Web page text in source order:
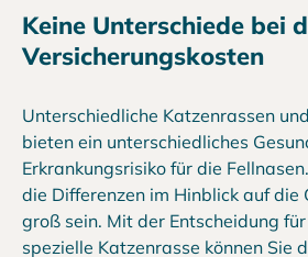
Keine Unterschiede bei
Versicherungskosten
Unterschiedliche Katzenrassen
bieten ein unterschiedliches
Erkrankungsrisiko für die
die Differenzen im Hinblick auf die
groß sein. Mit der Entscheidung
spezielle Katzenrasse können Sie